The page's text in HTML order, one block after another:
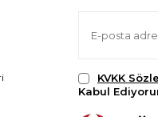
KVKK
Kabul